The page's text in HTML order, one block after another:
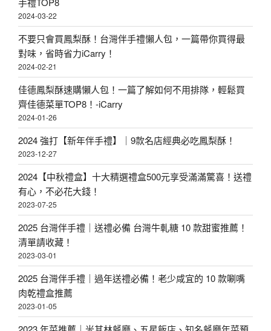
2024-03-22
不要只會買鳳梨酥！台灣伴手禮懶人包，一篇帶你買得最
對味，省時省力iCarry！
2024-02-21
佳德鳳梨酥速購懶人包！一篇了解如何不用排隊，輕鬆買
齊佳德菜單TOP8！-iCarry
2024-01-26
2024 強打【新年伴手禮】｜9款名店經典必吃鳳梨酥！
2023-12-27
2024【中秋禮盒】十大精選禮盒500元享受滿滿驚喜！送禮
有心，不必花大錢！
2023-07-25
2025 台灣伴手禮｜送禮必備 台灣牛軋糖 10 款甜蜜推薦！
清單請收藏！
2023-03-01
2025 台灣伴手禮｜過年送禮必備！老少咸宜的 10 款唰嘴
肉乾禮盒推薦
2023-01-05